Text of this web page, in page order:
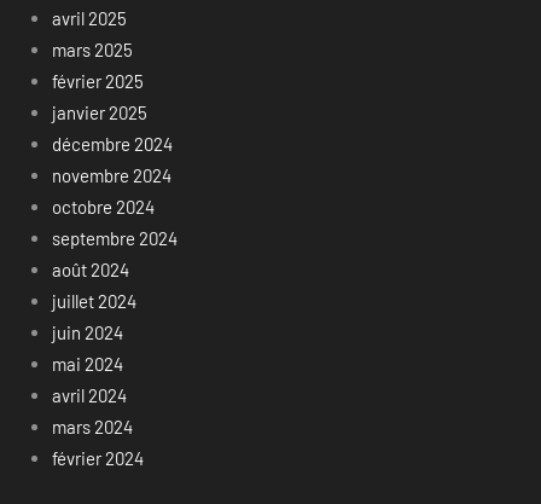
avril 2025
mars 2025
février 2025
janvier 2025
décembre 2024
novembre 2024
octobre 2024
septembre 2024
août 2024
juillet 2024
juin 2024
mai 2024
avril 2024
mars 2024
février 2024